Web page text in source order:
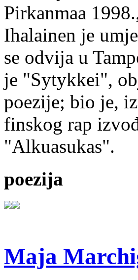
Pirkanmaa
Ihalainen je
se odvija u
je "Sytykkei",
poezije; bio je,
finskog rap
"Alkuasukas".
poezija
Maja